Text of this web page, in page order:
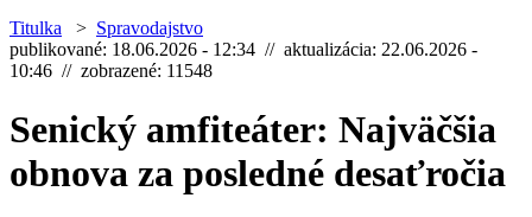
Titulka > Spravodajstvo
publikované: 18.06.2026 - 12:34 // aktualizácia: 22.06.2026 -
10:46 // zobrazené: 11548
Senický amfiteáter: Najväčšia
obnova za posledné desaťročia